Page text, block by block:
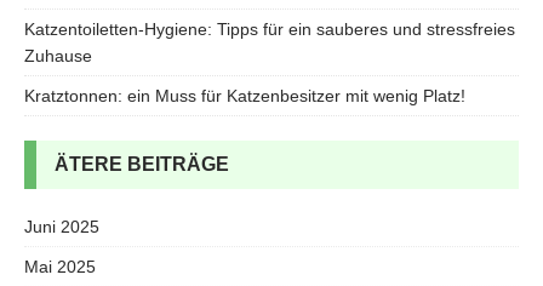
Katzentoiletten-Hygiene: Tipps für ein sauberes und stressfreies
Zuhause
Kratztonnen: ein Muss für Katzenbesitzer mit wenig Platz!
ÄTERE BEITRÄGE
Juni 2025
Mai 2025